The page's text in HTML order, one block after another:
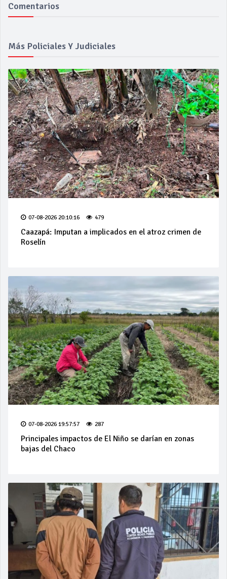
Comentarios
Más Policiales Y Judiciales
07-08-2026 20:10:16 479
Caazapá: Imputan a implicados en el atroz crimen de
Roselín
07-08-2026 19:57:57 287
Principales impactos de El Niño se darían en zonas
bajas del Chaco